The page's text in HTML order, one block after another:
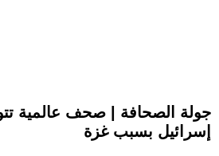
جولة الصحافة | صحف عالمية
إسرائيل بسبب غزة